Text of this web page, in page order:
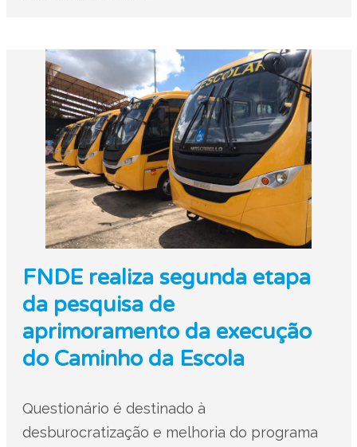
FNDE realiza segunda etapa
da pesquisa de
aprimoramento da execução
do Caminho da Escola
Questionário é destinado à
desburocratização e melhoria do programa